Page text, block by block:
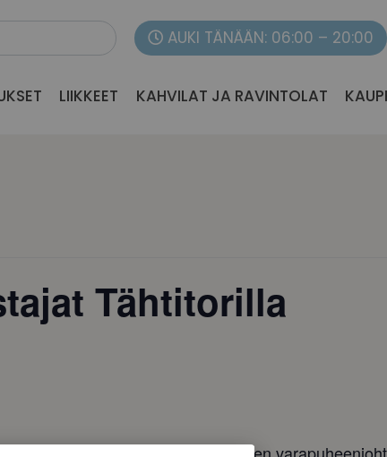
AUKI TÄNÄÄN: 06:00 – 20:00
LIIKKEET KAHVILAT JA RAVINTOLAT
Tähtitorilla